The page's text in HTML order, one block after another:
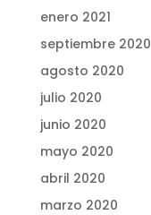
enero 2021
septiembre 2020
agosto 2020
julio 2020
junio 2020
mayo 2020
abril 2020
marzo 2020